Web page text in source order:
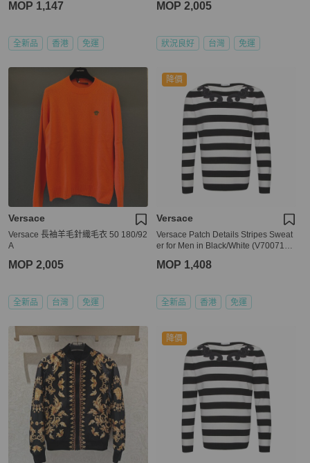
MOP 1,147
全新品 香港 免運
MOP 2,005
狀況良好 台灣 免運
Versace
Versace 長袖羊毛針織毛衣 50 180/92
A
MOP 2,005
全新品 台灣 免運
降價
Versace
Versace Patch Details Stripes Sweat
er for Men in Black/White (V700715-
MOP 1,408
全新品 香港 免運
降價